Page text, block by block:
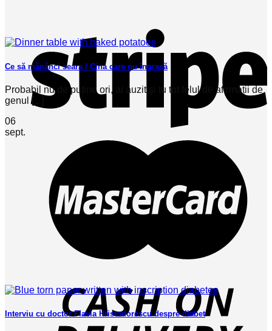
Ce să mănânci seara / Cina care nu îngrașă
Probabil nu de puține ori, ai auzit și tu tot felul de afirmații de
genul [...]
06
sept.
Interviu cu doctor Flavia Hristodorescu despre diabet